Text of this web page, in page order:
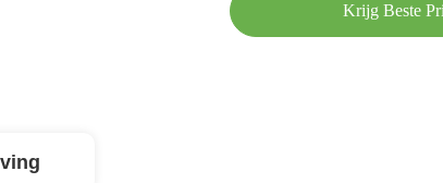
Krijg Beste